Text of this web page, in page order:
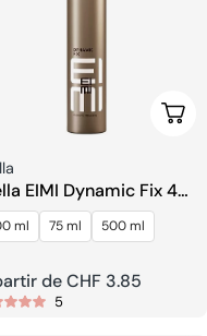
EIMI Dynamic Fix 45
Spray Artisanal
ml 75 ml 500 ml
de CHF 3.85
5